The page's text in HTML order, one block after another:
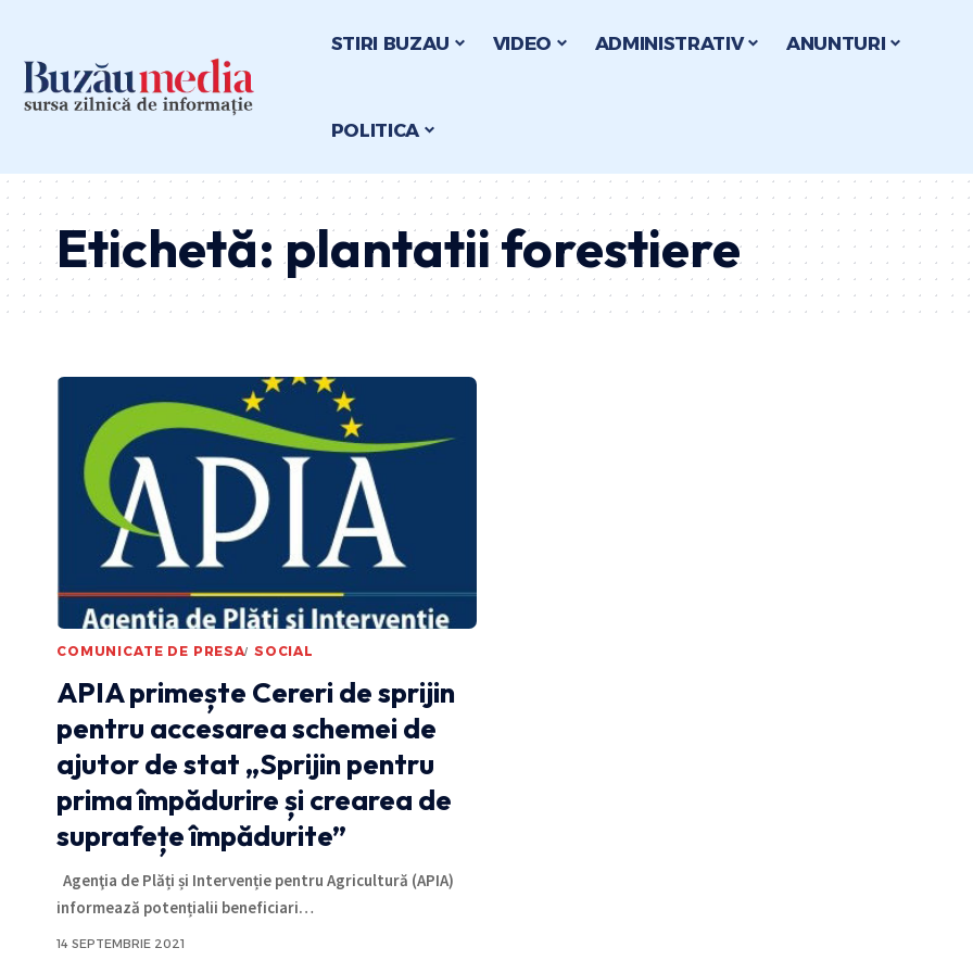
STIRI BUZAU VIDEO ADMINISTRATIV ANUNTURI
POLITICA
Etichetă:plantatii forestiere
COMUNICATE DE PRESA SOCIAL
APIA primește Cereri de sprijin
pentru accesarea schemei de
ajutor de stat „Sprijin pentru
prima împădurire și crearea de
suprafețe împădurite”
Agenţia de Plăți și Intervenție pentru Agricultură (APIA)
informează potențialii beneficiari…
14 SEPTEMBRIE 2021